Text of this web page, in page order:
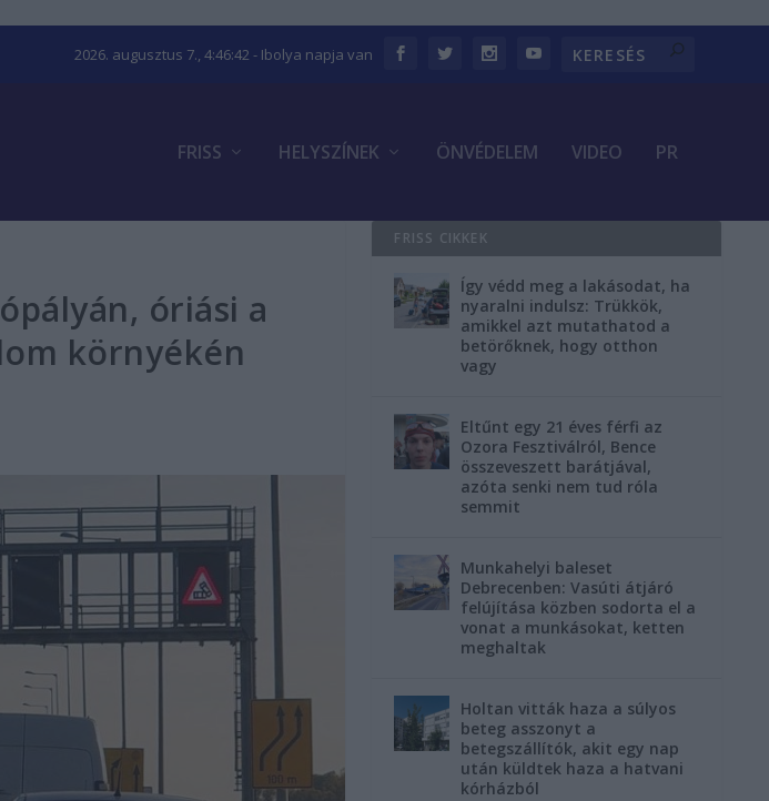
2026. augusztus 7., 4:46:43 - Ibolya napja van
FRISS HELYSZÍNEK ÖNVÉDELEM VIDEO PR
óriási a
környékén
FRISS CIKKEK
Így védd meg a lakásodat, ha
nyaralni indulsz: Trükkök,
amikkel azt mutathatod a
betörőknek, hogy otthon
vagy
Eltűnt egy 21 éves férfi az
Ozora Fesztiválról, Bence
összeveszett barátjával,
azóta senki nem tud róla
semmit
Munkahelyi baleset
Debrecenben: Vasúti átjáró
felújítása közben sodorta el a
vonat a munkásokat, ketten
meghaltak
Holtan vitták haza a súlyos
beteg asszonyt a
betegszállítók, akit egy nap
után küldtek haza a hatvani
kórházból